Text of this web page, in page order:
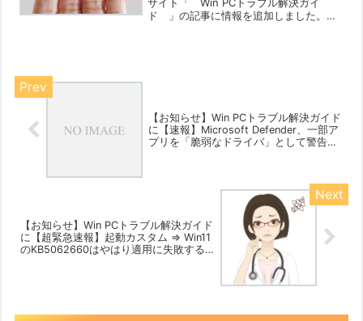
た【2025/08/17】
サイト「 Win PCトラブル解決ガイ
ド 」の記事に情報を追加しました。よ
【お知らせ】Win PCトラブル解決ガイド
に【速報】Microsoft Defender、一部ア
プリを「脆弱なドライバ」として警告・
【お知らせ】Win PCトラブル解決ガイド
に【超緊急速報】起動カスタム ⇒ Win11
のKB5062660はやはり適用に失敗する